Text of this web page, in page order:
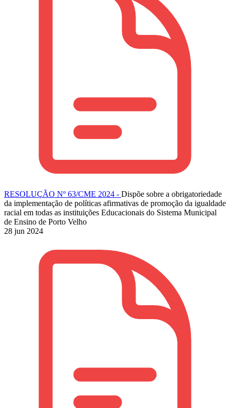
RESOLUÇÃO Nº 63/CME 2024 - Dispõe sobre a obrigatoriedade
da implementação de políticas afirmativas de promoção da igualdade
racial em todas as instituições Educacionais do Sistema Municipal
de Ensino de Porto Velho
28 jun 2024